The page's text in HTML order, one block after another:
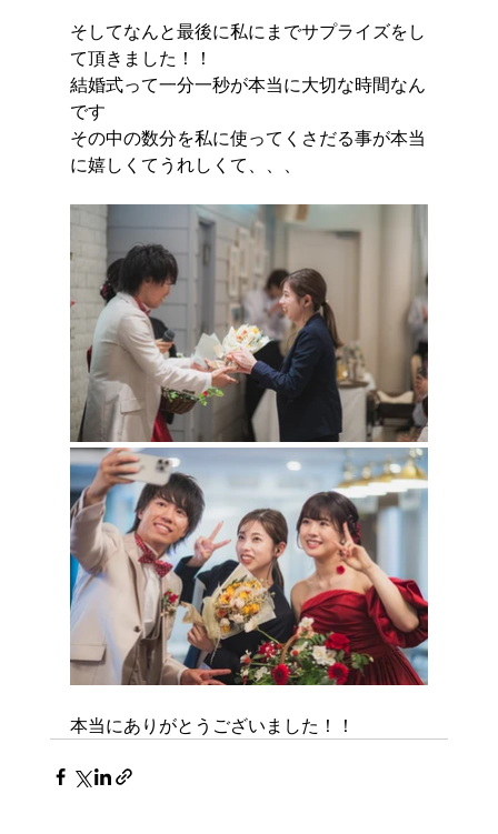
そしてなんと最後に私にまでサプライズをし
て頂きました！！
結婚式って一分一秒が本当に大切な時間なん
です
その中の数分を私に使ってくさだる事が本当
に嬉しくてうれしくて、、、
本当にありがとうございました！！